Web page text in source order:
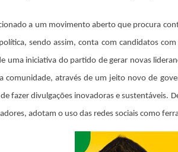
a um movimento aberto que procura
sendo assim, conta com candidatos
iniciativa do partido de gerar novas
comunidade, através de um jeito novo de
fazer divulgações inovadoras e sustentáveis.
adotam o uso das redes sociais como